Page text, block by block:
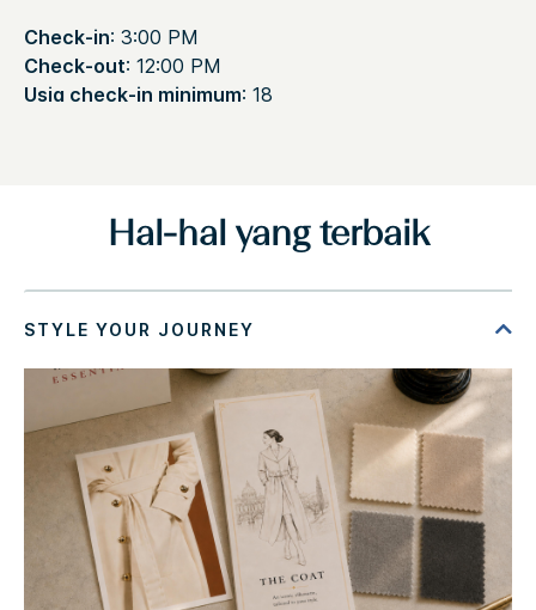
Check-in: 3:00 PM
Check-out: 12:00 PM
Usia check-in minimum: 18
Hal-hal yang terbaik